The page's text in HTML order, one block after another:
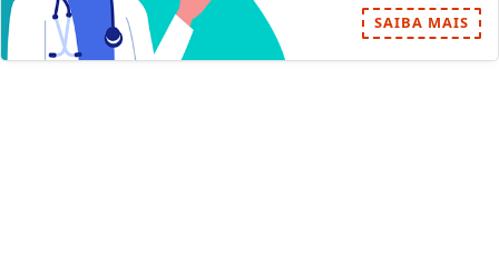
SAIBA MAIS